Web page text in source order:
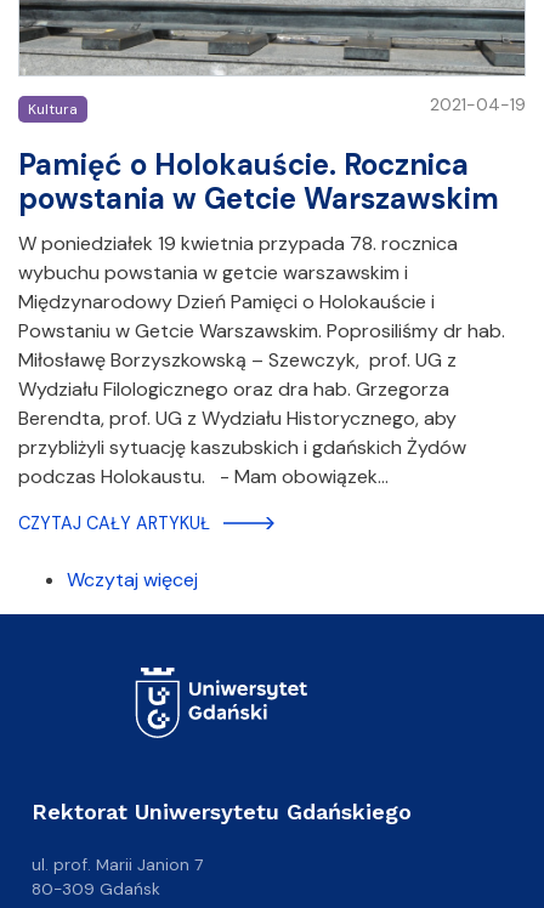
Kultura 2021-04-19
Pamięć o Holokauście. Rocznica
powstania w Getcie Warszawskim
W poniedziałek 19 kwietnia przypada 78. rocznica
wybuchu powstania w getcie warszawskim i
Międzynarodowy Dzień Pamięci o Holokauście i
Powstaniu w Getcie Warszawskim. Poprosiliśmy dr hab.
Miłosławę Borzyszkowską – Szewczyk, prof. UG z
Wydziału Filologicznego oraz dra hab. Grzegorza
Berendta, prof. UG z Wydziału Historycznego, aby
przybliżyli sytuację kaszubskich i gdańskich Żydów
podczas Holokaustu. - Mam obowiązek…
CZYTAJ CAŁY ARTYKUŁ
Wczytaj więcej
Rektorat Uniwersytetu Gdańskiego
ul. prof. Marii Janion 7
80-309 Gdańsk